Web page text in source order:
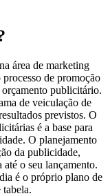
área de marketing
de promoção
publicitário.
de veiculação de
previstos. O
é a base para
O planejamento
da publicidade,
o seu lançamento.
é o próprio plano de
tabela.